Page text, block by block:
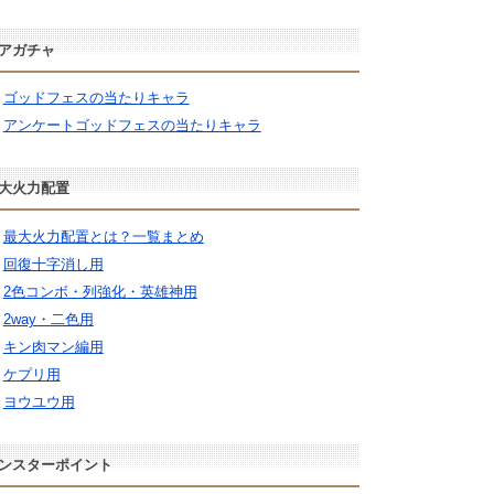
ガチャ
ゴッドフェスの当たりキャラ
アンケートゴッドフェスの当たりキャラ
火力配置
最大火力配置とは？一覧まとめ
回復十字消し用
2色コンボ・列強化・英雄神用
2way・二色用
キン肉マン編用
ケプリ用
ヨウユウ用
スターポイント